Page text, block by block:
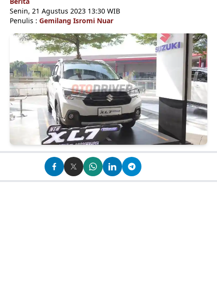
Senin, 21 Agustus 2023 13:30 WIB
Penulis : Gemilang Isromi Nuar